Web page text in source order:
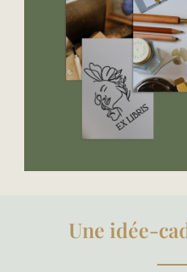
Une idée-